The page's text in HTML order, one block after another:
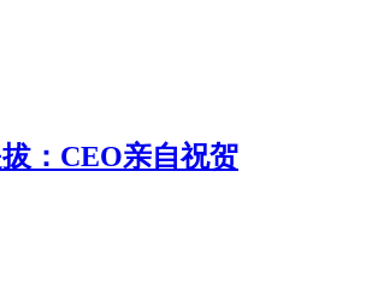
：CEO亲自祝贺